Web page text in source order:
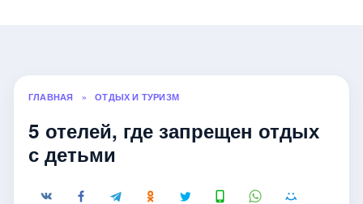
ГЛАВНАЯ » ОТДЫХ И ТУРИЗМ
5 отелей, где запрещен отдых
с детьми